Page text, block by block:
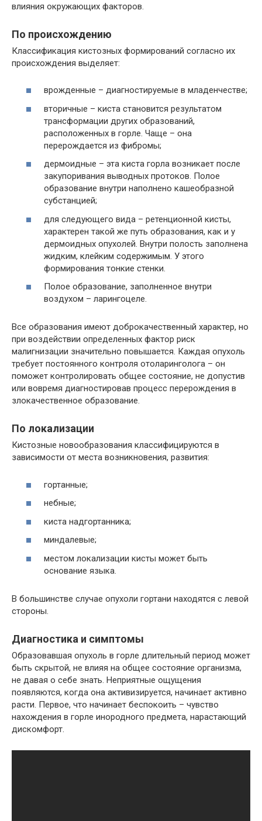
влияния окружающих факторов.
По происхождению
Классификация кистозных формирований согласно их
происхождения выделяет:
врожденные – диагностируемые в младенчестве;
вторичные – киста становится результатом
трансформации других образований,
расположенных в горле. Чаще – она
перерождается из фибромы;
дермоидные – эта киста горла возникает после
закупоривания выводных протоков. Полое
образование внутри наполнено кашеобразной
субстанцией;
для следующего вида – ретенционной кисты,
характерен такой же путь образования, как и у
дермоидных опухолей. Внутри полость заполнена
жидким, клейким содержимым. У этого
формирования тонкие стенки.
Полое образование, заполненное внутри
воздухом – ларингоцеле.
Все образования имеют доброкачественный характер, но
при воздействии определенных фактор риск
малигнизации значительно повышается. Каждая опухоль
требует постоянного контроля отоларинголога – он
поможет контролировать общее состояние, не допустив
или вовремя диагностировав процесс перерождения в
злокачественное образование.
По локализации
Кистозные новообразования классифицируются в
зависимости от места возникновения, развития:
гортанные;
небные;
киста надгортанника;
миндалевые;
местом локализации кисты может быть
основание языка.
В большинстве случае опухоли гортани находятся с левой
стороны.
Диагностика и симптомы
Образовавшая опухоль в горле длительный период может
быть скрытой, не влияя на общее состояние организма,
не давая о себе знать. Неприятные ощущения
появляются, когда она активизируется, начинает активно
расти. Первое, что начинает беспокоить – чувство
нахождения в горле инородного предмета, нарастающий
дискомфорт.